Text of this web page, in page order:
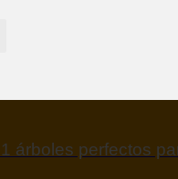
árboles perfectos